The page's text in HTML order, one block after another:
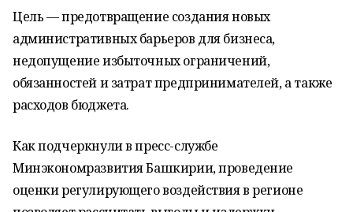
Цель — предотвращение создания новых
административных барьеров для бизнеса,
недопущение избыточных ограничений,
обязанностей и затрат предпринимателей, а также
расходов бюджета.
Как подчеркнули в пресс-службе
Минэкономразвития Башкирии, проведение
оценки регулирующего воздействия в регионе